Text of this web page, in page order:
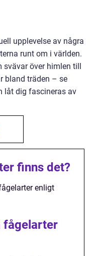
upplevelse av några
runt om i världen.
svävar över himlen till
bland träden – se
låt dig fascineras av
finns det?
enligt
fågelarter